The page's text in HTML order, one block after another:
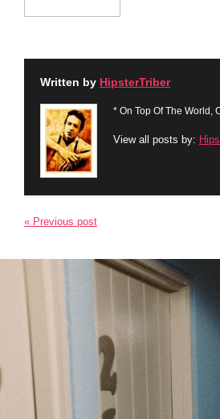
Written by HipsterTriber
* On Top Of The World,
View all posts by:
« Previous post